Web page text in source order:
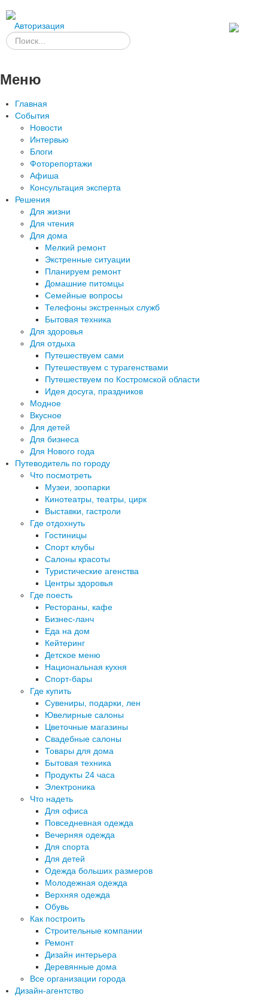
Авторизация
Меню
Главная
События
Новости
Интервью
Блоги
Фоторепортажи
Афиша
Консультация эксперта
Решения
Для жизни
Для чтения
Для дома
Мелкий ремонт
Экстренные ситуации
Планируем ремонт
Домашние питомцы
Семейные вопросы
Телефоны экстренных служб
Бытовая техника
Для здоровья
Для отдыха
Путешествуем сами
Путешествуем с турагенствами
Путешествуем по Костромской области
Идея досуга, праздников
Модное
Вкусное
Для детей
Для бизнеса
Для Нового года
Путеводитель по городу
Что посмотреть
Музеи, зоопарки
Кинотеатры, театры, цирк
Выставки, гастроли
Где отдохнуть
Гостиницы
Спорт клубы
Салоны красоты
Туристические агенства
Центры здоровья
Где поесть
Рестораны, кафе
Бизнес-ланч
Еда на дом
Кейтеринг
Детское меню
Национальная кухня
Спорт-бары
Где купить
Сувениры, подарки, лен
Ювелирные салоны
Цветочные магазины
Свадебные салоны
Товары для дома
Бытовая техника
Продукты 24 часа
Электроника
Что надеть
Для офиса
Повседневная одежда
Вечерняя одежда
Для спорта
Для детей
Одежда больших размеров
Молодежная одежда
Верхняя одежда
Обувь
Как построить
Строительные компании
Ремонт
Дизайн интерьера
Деревянные дома
Все организации города
Дизайн-агентство